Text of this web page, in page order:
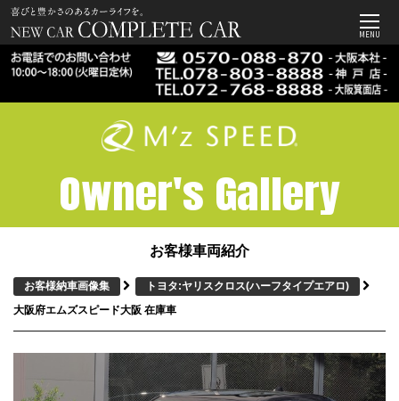
MENU
Owner's Gallery
お客様車両紹介
お客様納車画像集 トヨタ:ヤリスクロス(ハーフタイプエアロ)
大阪府エムズスピード大阪 在庫車